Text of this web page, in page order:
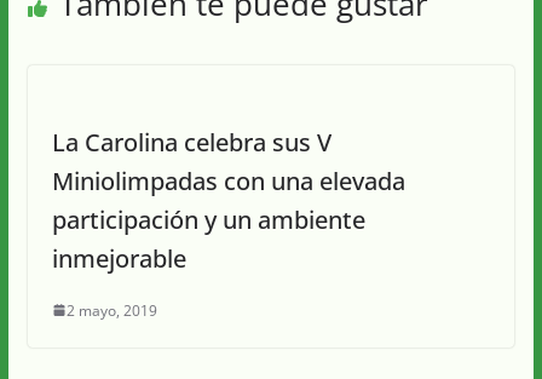
La Carolina celebra sus V
Miniolimpadas con una elevada
participación y un ambiente
inmejorable
2 mayo, 2019